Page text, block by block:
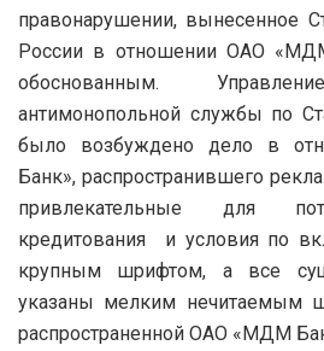
правонарушении, вынесенное
России в отношении ОАО
обоснованным.
антимонопольной службы по
было возбуждено дело в
Банк», распространившего
привлекательные для
кредитования и условия по
крупным шрифтом, а все
указаны мелким нечитаемым
распространенной ОАО «МДМ